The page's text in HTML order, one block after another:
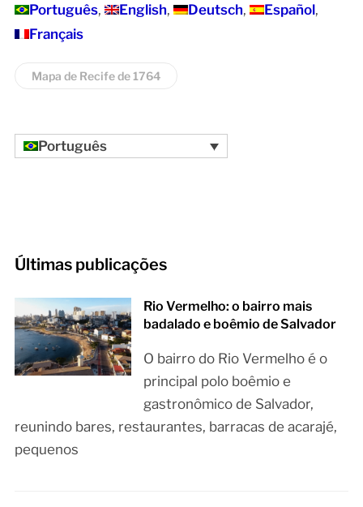
Português
English Deutsch
Español
Français
Mapa de Recife de 1764
Português
Últimas publicações
Rio Vermelho: o bairro mais
badalado e boêmio de Salvador
O bairro do Rio Vermelho é o
principal polo boêmio e
gastronômico de Salvador,
reunindo bares, restaurantes, barracas de acarajé,
pequenos